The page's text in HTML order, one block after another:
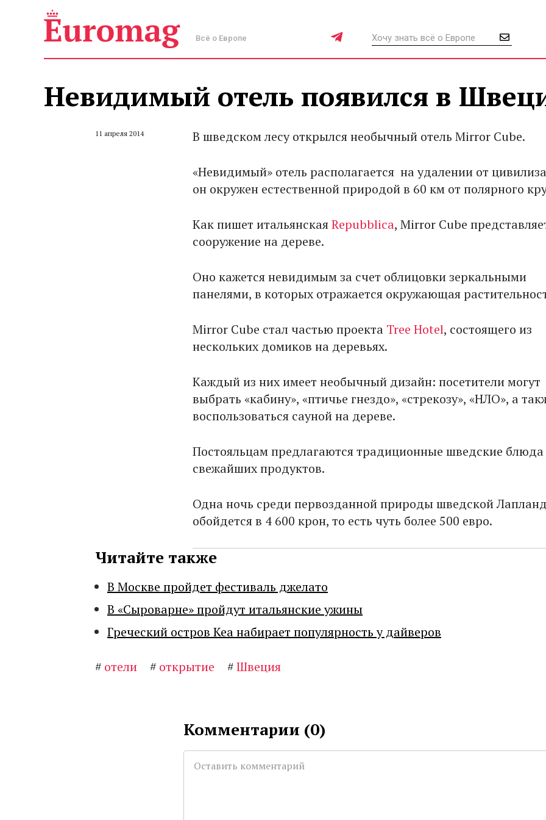
Всё о Европе
Невидимый отель появился в
11 апреля 2014 В шведском лесу открылся необычный отель Mirror Cube.
«Невидимый» отель располагается на удалении от
он окружен естественной природой в 60 км от полярного
Как пишет итальянскаяRepubblica, Mirror Cube
сооружение на дереве.
Оно кажется невидимым за счет облицовки зеркальными
панелями, в которых отражается окружающая
Mirror Cube стал частью проекта Tree Hotel, состоящего из
нескольких домиков на деревьях.
Каждый из них имеет необычный дизайн: посетители могут
выбрать «кабину», «птичье гнездо», «стрекозу», «НЛО», а
воспользоваться сауной на дереве.
Постояльцам предлагаются традиционные шведские блюда
свежайших продуктов.
Одна ночь среди первозданной природы шведской
обойдется в 4 600 крон, то есть чуть более 500 евро.
Читайте также
В Москве пройдет фестиваль джелато
В «Сыроварне» пройдут итальянские ужины
Греческий остров Кеа набирает популярность у дайверов
# отели # открытие #Швеция
Комментарии (0)